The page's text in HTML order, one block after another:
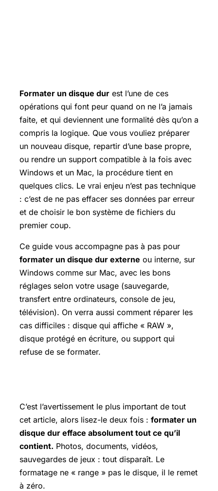
Formater un disque dur est l’une de ces
opérations qui font peur quand on ne l’a jamais
faite, et qui deviennent une formalité dès qu’on a
compris la logique. Que vous vouliez préparer
un nouveau disque, repartir d’une base propre,
ou rendre un support compatible à la fois avec
Windows et un Mac, la procédure tient en
quelques clics. Le vrai enjeu n’est pas technique
: c’est de ne pas effacer ses données par erreur
et de choisir le bon système de fichiers du
premier coup.
Ce guide vous accompagne pas à pas pour
formater un disque dur externe ou interne, sur
Windows comme sur Mac, avec les bons
réglages selon votre usage (sauvegarde,
transfert entre ordinateurs, console de jeu,
télévision). On verra aussi comment réparer les
cas difficiles : disque qui affiche « RAW »,
disque protégé en écriture, ou support qui
refuse de se formater.
C’est l’avertissement le plus important de tout
cet article, alors lisez-le deux fois : formater un
disque dur efface absolument tout ce qu’il
contient. Photos, documents, vidéos,
sauvegardes de jeux : tout disparaît. Le
formatage ne « range » pas le disque, il le remet
à zéro.